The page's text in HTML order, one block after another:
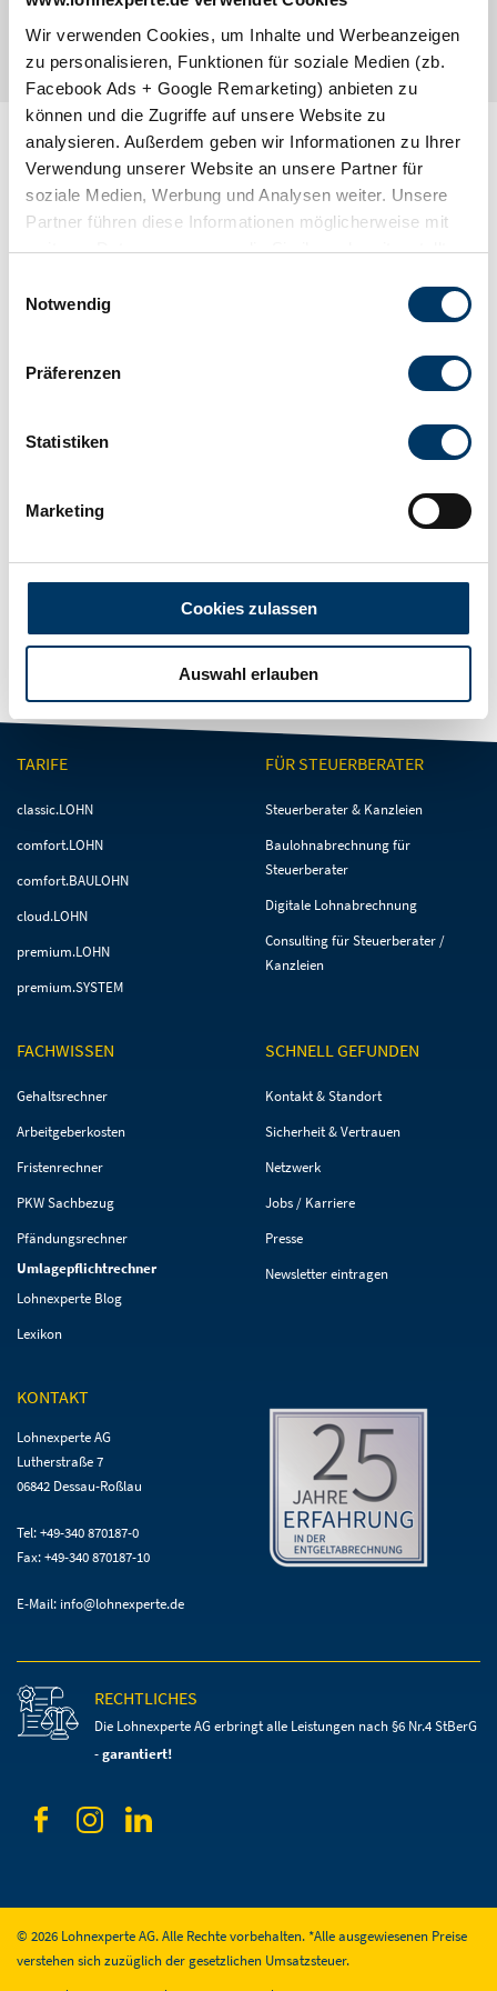
Wir verwenden Cookies, um Inhalte und Werbeanzeigen
zu personalisieren, Funktionen für soziale Medien (zb.
Facebook Ads + Google Remarketing) anbieten zu
können und die Zugriffe auf unsere Website zu
analysieren. Außerdem geben wir Informationen zu Ihrer
Verwendung unserer Website an unsere Partner für
soziale Medien, Werbung und Analysen weiter. Unsere
Partner führen diese Informationen möglicherweise mit
weiteren Daten zusammen, die Sie ihnen bereitgestellt
gesammelt haben. Sie geben Einwilligung zu unseren
Cookies, wenn Sie unsere Webseite weiterhin nutzen.
Notwendig
Präferenzen
Statistiken
Marketing
Cookies zulassen
Auswahl erlauben
lohnexperte.de
Das könnte Sie auch interessieren
Wir freuen uns über Ihr Interesse an unserer
Dienstleistung. Auf unserer Webseite finden Sie
viele weitere nützliche Informationen für Ihre
perfekte Personalabrechnung. Schauen sie doch
Welche Vorteile bietet mir das Outsourcing?
Weshalb sollte ich zur lohnexperte AG wechseln?
TARIFE
Navigation
classic.LOHN
comfort.LOHN
comfort.BAULOHN
cloud.LOHN
premium.LOHN
premium.SYSTEM
FÜR STEUERBERATER
Navigation
Steuerberater & Kanzleien
Baulohnabrechnung für
Steuerberater
Digitale Lohnabrechnung
Consulting für Steuerberater /
Kanzleien
FACHWISSEN
Navigation
Gehaltsrechner
Arbeitgeberkosten
Fristenrechner
PKW Sachbezug
Pfändungsrechner
Umlagepflichtrechner
Lohnexperte Blog
Lexikon
SCHNELL GEFUNDEN
Navigation
Kontakt & Standort
Sicherheit & Vertrauen
Netzwerk
Jobs / Karriere
Presse
Newsletter eintragen
KONTAKT
Lohnexperte AG
Lutherstraße 7
06842 Dessau-Roßlau
Tel: +49-340 870187-0
Fax: +49-340 870187-10
E-Mail: info@lohnexperte.de
RECHTLICHES
Die Lohnexperte AG erbringt alle Leistungen nach §6 Nr.4 StBerG
-garantiert!
© 2026 Lohnexperte AG. Alle Rechte vorbehalten. *Alle ausgewiesenen Preise
verstehen sich zuzüglich der gesetzlichen Umsatzsteuer.